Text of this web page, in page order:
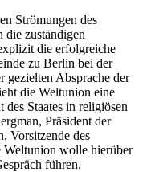
Strömungen des
die zuständigen
die erfolgreiche
zu Berlin bei der
gezielten Absprache der
die Weltunion eine
Staates in religiösen
Präsident der
Vorsitzende des
Weltunion wolle hierüber
führen.